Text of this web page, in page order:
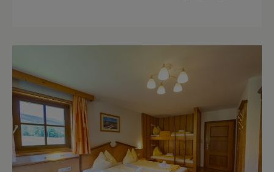
Geführte Bergtouren
Golf
Heimatmuseum
Individuelle Gruppenangebote
Jogging-Routen